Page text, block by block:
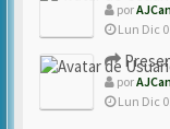
por
Lun Dic
por
Lun Dic